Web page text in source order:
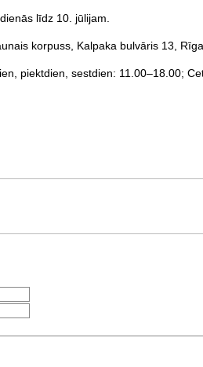
līdz 10. jūlijam.
korpuss, Kalpaka bulvāris 13, Rīga.
piektdien, sestdien: 11.00–18.00;